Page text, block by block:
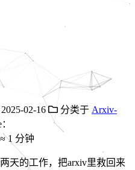
2025-02-16 分类于 Arxiv-
1 分钟
天的工作，把arxiv里救回来